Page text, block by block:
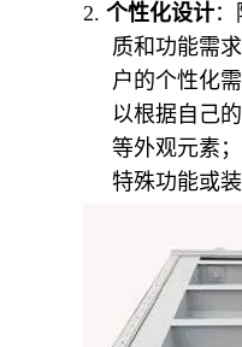
2. 个性化设计
质和功能需
户的个性化
以根据自己
等外观元素
特殊功能或装